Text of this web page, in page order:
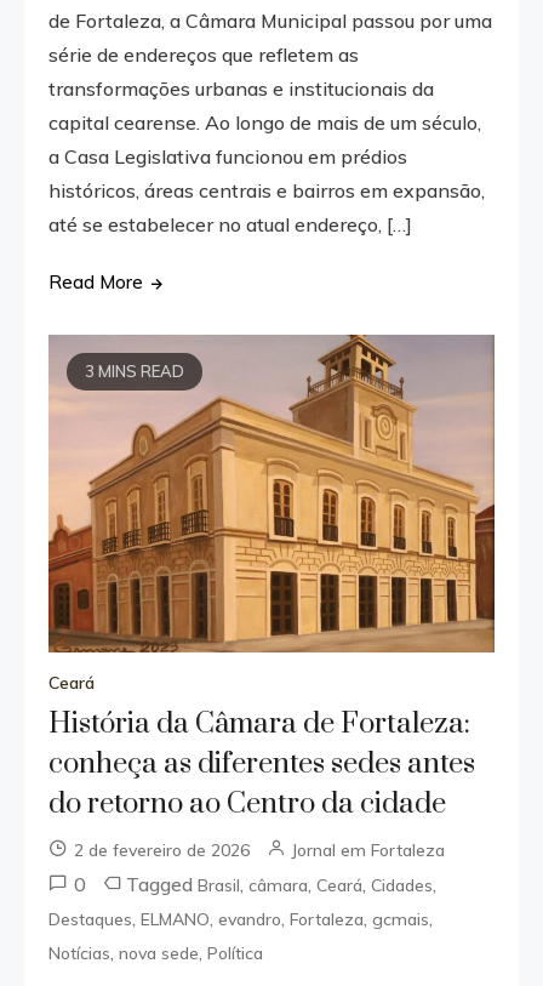
de Fortaleza, a Câmara Municipal passou por uma
série de endereços que refletem as
transformações urbanas e institucionais da
capital cearense. Ao longo de mais de um século,
a Casa Legislativa funcionou em prédios
históricos, áreas centrais e bairros em expansão,
até se estabelecer no atual endereço, […]
Read More
3 MINS READ
Ceará
História da Câmara de Fortaleza:
conheça as diferentes sedes antes
do retorno ao Centro da cidade
2 de fevereiro de 2026 Jornal em Fortaleza
0 TaggedBrasil ,câmara ,Ceará ,Cidades
Destaques ,ELMANO ,evandro ,Fortaleza ,gcmais
Notícias ,nova sede ,Política